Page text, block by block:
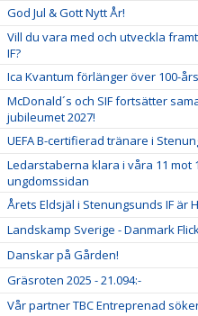
God Jul & Gott Nytt År!
Vill du vara med och utveckla
IF?
Ica Kvantum förlänger över 100-
McDonald´s och SIF fortsätter
jubileumet 2027!
UEFA B-certifierad tränare i
Ledarstaberna klara i våra 11 mot
ungdomssidan
Årets Eldsjäl i Stenungsunds IF är
Landskamp Sverige - Danmark
Danskar på Gården!
Gräsroten 2025 - 21.094:-
Vår partner TBC Entreprenad